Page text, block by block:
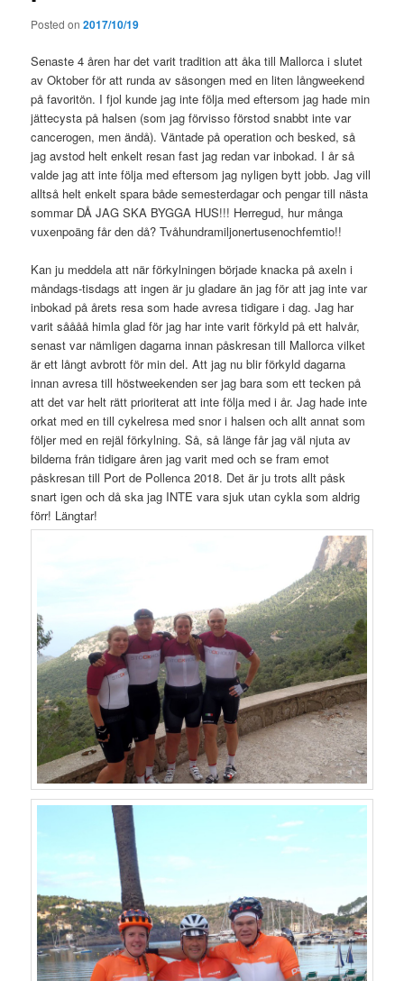
Posted on2017/10/19
Senaste 4 åren har det varit tradition att åka till Mallorca i slutet
av Oktober för att runda av säsongen med en liten långweekend
på favoritön. I fjol kunde jag inte följa med eftersom jag hade min
jättecysta på halsen (som jag förvisso förstod snabbt inte var
cancerogen, men ändå). Väntade på operation och besked, så
jag avstod helt enkelt resan fast jag redan var inbokad. I år så
valde jag att inte följa med eftersom jag nyligen bytt jobb. Jag vill
alltså helt enkelt spara både semesterdagar och pengar till nästa
sommar DÅ JAG SKA BYGGA HUS!!! Herregud, hur många
vuxenpoäng får den då? Tvåhundramiljonertusenochfemtio!!
Kan ju meddela att när förkylningen började knacka på axeln i
måndags-tisdags att ingen är ju gladare än jag för att jag inte var
inbokad på årets resa som hade avresa tidigare i dag. Jag har
varit såååå himla glad för jag har inte varit förkyld på ett halvår,
senast var nämligen dagarna innan påskresan till Mallorca vilket
är ett långt avbrott för min del. Att jag nu blir förkyld dagarna
innan avresa till höstweekenden ser jag bara som ett tecken på
att det var helt rätt prioriterat att inte följa med i år. Jag hade inte
orkat med en till cykelresa med snor i halsen och allt annat som
följer med en rejäl förkylning. Så, så länge får jag väl njuta av
bilderna från tidigare åren jag varit med och se fram emot
påskresan till Port de Pollenca 2018. Det är ju trots allt påsk
snart igen och då ska jag INTE vara sjuk utan cykla som aldrig
förr! Längtar!